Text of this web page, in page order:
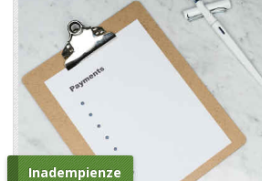
Inadempienze